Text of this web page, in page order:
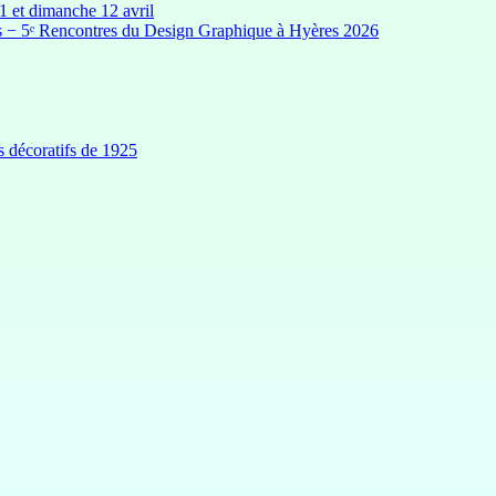
et dimanche 12 avril
5ᵉ Rencontres du Design Graphique à Hyères 2026
décoratifs de 1925